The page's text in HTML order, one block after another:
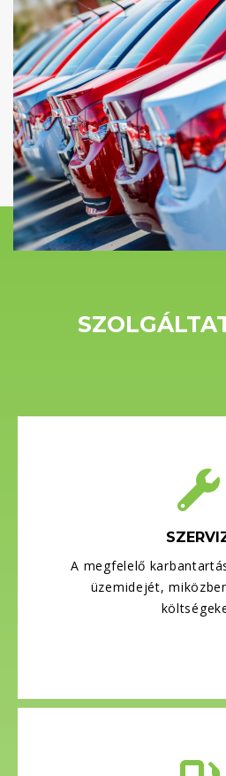
A megfelelő
üzemidejét,